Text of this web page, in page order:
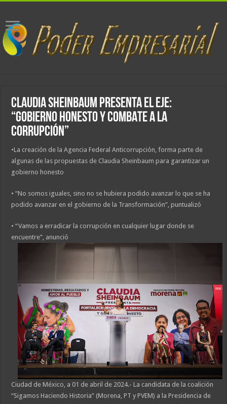
CLAUDIA SHEINBAUM PRESENTA EL EJE:
“GOBIERNO HONESTO Y COMBATE A LA
CORRUPCIÓN”
•La creación de la Agencia Federal Anticorrupción, forma parte de
algunas de las propuestas de Claudia Sheinbaum para garantizar un
gobierno honesto
• “No somos iguales, sino no se hubiera podido avanzar lo que se ha
podido avanzar en el gobierno de la Transformación”, puntualizó
• “Vamos a erradicar la corrupción en cualquier lugar donde se
encuentre”, anunció
Ciudad de México, a 01 de abril de 2024.- La candidata de la coalición
“Sigamos Haciendo Historia” (Morena, PT y PVEM) a la Presidencia de